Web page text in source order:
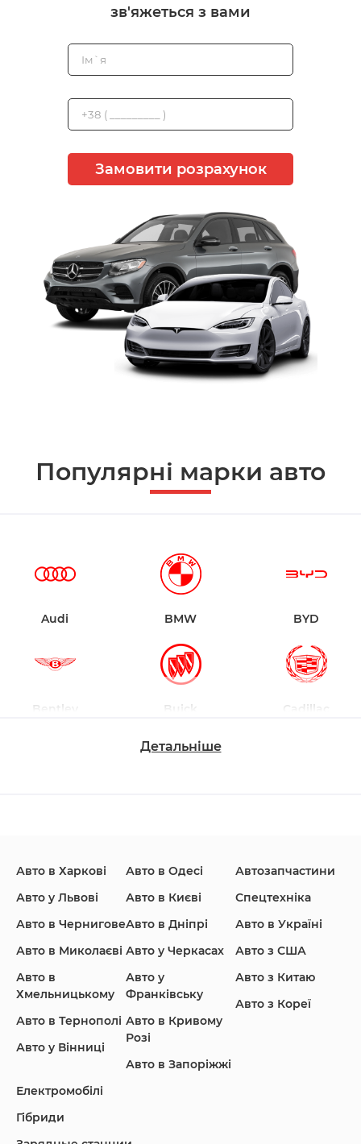
зв'яжеться з вами
Замовити розрахунок
Популярні марки авто
Audi BMW BYD
Bentley Buick Cadillac
Honda Hyundai
Infiniti Jaguar Jeep
Land Rover
Детальніше
Авто в Харкові
Авто у Львові
Авто в Чернигове
Авто в Миколаєві
Авто в
Хмельницькому
Авто в Тернополі
Авто у Вінниці
Авто в Одесі
Авто в Києві
Авто в Дніпрі
Авто у Черкасах
Авто у
Франківську
Авто в Кривому
Розі
Авто в Запоріжжі
Автозапчастини
Спецтехніка
Авто в Україні
Авто з США
Авто з Китаю
Авто з Кореї
Електромобілі
Гібриди